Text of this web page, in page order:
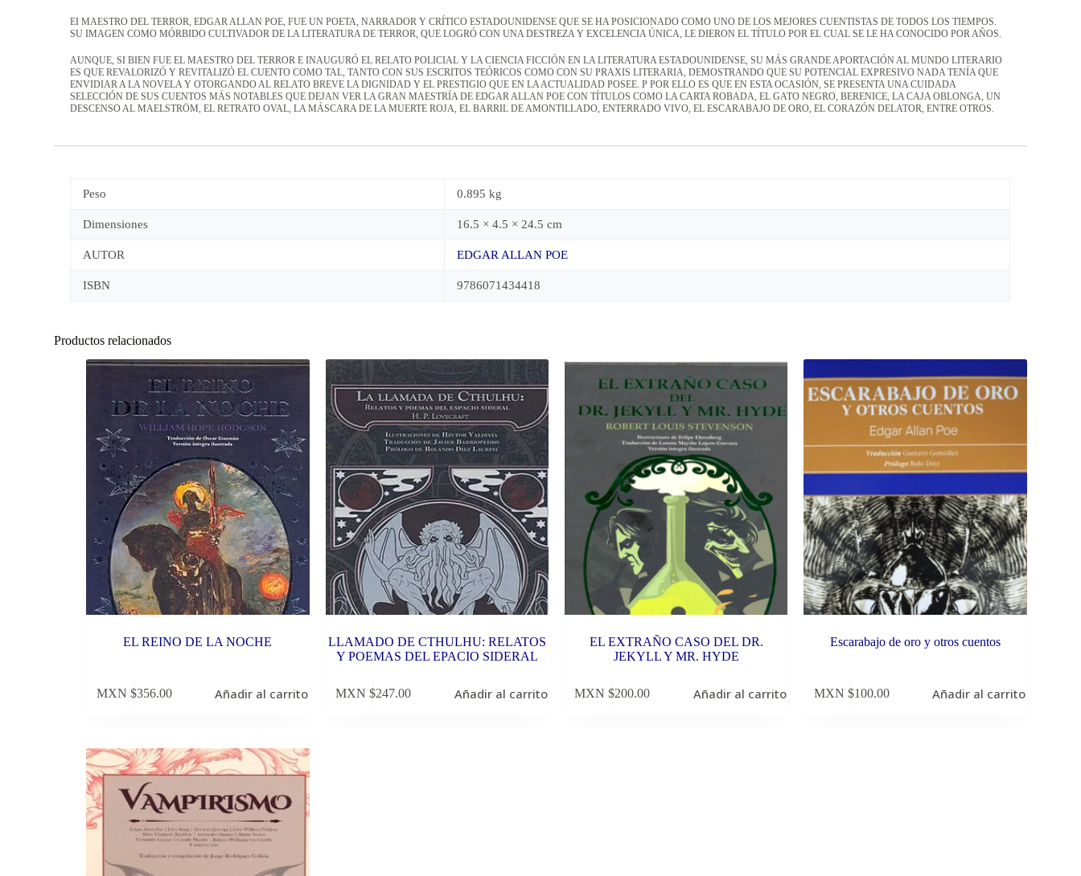
EI MAESTRO DEL TERROR, EDGAR ALLAN POE, FUE UN POETA, NARRADOR Y CRÍTICO ESTADOUNIDENSE QUE SE HA POSICIONADO COMO UNO DE LOS MEJORES CUENTISTAS DE TODOS LOS TIEMPOS.
SU IMAGEN COMO MÓRBIDO CULTIVADOR DE LA LITERATURA DE TERROR, QUE LOGRÓ CON UNA DESTREZA Y EXCELENCIA ÚNICA, LE DIERON EL TÍTULO POR EL CUAL SE LE HA CONOCIDO POR AÑOS.
AUNQUE, SI BIEN FUE EL MAESTRO DEL TERROR E INAUGURÓ EL RELATO POLICIAL Y LA CIENCIA FICCIÓN EN LA LITERATURA ESTADOUNIDENSE, SU MÁS GRANDE APORTACIÓN AL MUNDO LITERARIO
ES QUE REVALORIZÓ Y REVITALIZÓ EL CUENTO COMO TAL, TANTO CON SUS ESCRITOS TEÓRICOS COMO CON SU PRAXIS LITERARIA, DEMOSTRANDO QUE SU POTENCIAL EXPRESIVO NADA TENÍA QUE
ENVIDIAR A LA NOVELA Y OTORGANDO AL RELATO BREVE LA DIGNIDAD Y EL PRESTIGIO QUE EN LA ACTUALIDAD POSEE. P POR ELLO ES QUE EN ESTA OCASIÓN, SE PRESENTA UNA CUIDADA
SELECCIÓN DE SUS CUENTOS MÁS NOTABLES QUE DEJAN VER LA GRAN MAESTRÍA DE EDGAR ALLAN POE CON TÍTULOS COMO LA CARTA ROBADA, EL GATO NEGRO, BERENICE, LA CAJA OBLONGA, UN
DESCENSO AL MAELSTRÖM, EL RETRATO OVAL, LA MÁSCARA DE LA MUERTE ROJA, EL BARRIL DE AMONTILLADO, ENTERRADO VIVO, EL ESCARABAJO DE ORO, EL CORAZÓN DELATOR, ENTRE OTROS.
Peso 0.895 kg
Dimensiones 16.5 × 4.5 × 24.5 cm
AUTOR EDGAR ALLAN POE
ISBN 9786071434418
Productos relacionados
EL REINO DE LA NOCHE
MXN $356.00 Añadir al carrito
LLAMADO DE CTHULHU: RELATOS
Y POEMAS DEL EPACIO SIDERAL
MXN $247.00 Añadir al carrito
EL EXTRAÑO CASO DEL DR.
JEKYLL Y MR. HYDE
MXN $200.00 Añadir al carrito
Escarabajo de oro y otros cuentos
MXN $100.00 Añadir al carrito